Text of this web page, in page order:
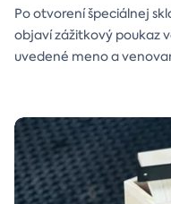
Po otvorení špeciálnej
objaví zážitkový poukaz
uvedené meno a